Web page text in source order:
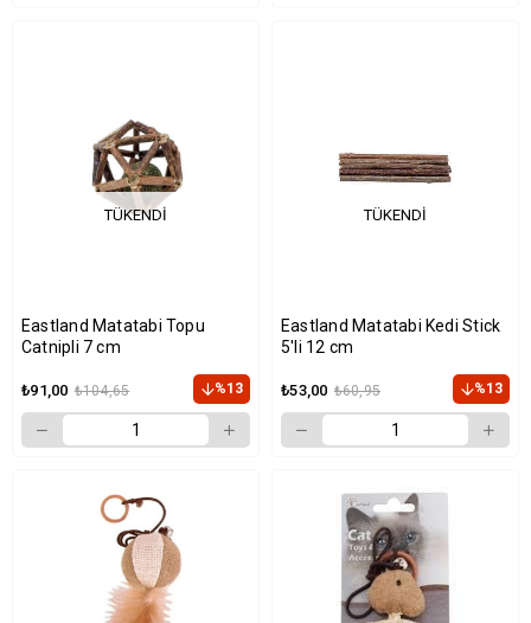
TÜKENDI
Eastland Matatabi Topu
Catnipli 7 cm
₺91,00 ₺104,65 %13
TÜKENDI
Eastland Matatabi Kedi Stick
5'li 12 cm
₺53,00 ₺60,95 %13